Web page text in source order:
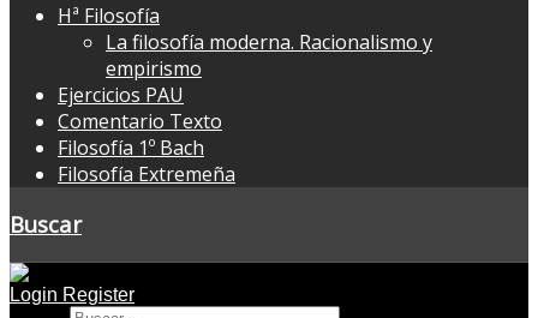
Hª Filosofía
La filosofía moderna. Racionalismo y
empirismo
Ejercicios PAU
Comentario Texto
Filosofía 1º Bach
Filosofía Extremeña
Buscar
Login Register